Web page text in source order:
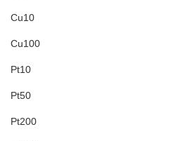
Cu10
Cu100
Pt10
Pt50
Pt200